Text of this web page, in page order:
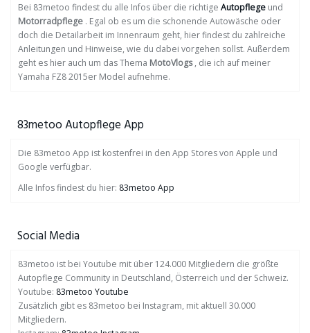
Bei 83metoo findest du alle Infos über die richtige Autopflege und
Motorradpflege . Egal ob es um die schonende Autowäsche oder
doch die Detailarbeit im Innenraum geht, hier findest du zahlreiche
Anleitungen und Hinweise, wie du dabei vorgehen sollst. Außerdem
geht es hier auch um das Thema MotoVlogs, die ich auf meiner
Yamaha FZ8 2015er Model aufnehme.
83metoo Autopflege App
Die 83metoo App ist kostenfrei in den App Stores von Apple und
Google verfügbar.
Alle Infos findest du hier: 83metoo App
Social Media
83metoo ist bei Youtube mit über 124.000 Mitgliedern die größte
Autopflege Community in Deutschland, Österreich und der Schweiz.
Youtube: 83metoo Youtube
Zusätzlich gibt es 83metoo bei Instagram, mit aktuell 30.000
Mitgliedern.